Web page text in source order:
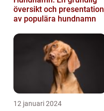
översikt och presentation
av populära hundnamn
12 januari 2024